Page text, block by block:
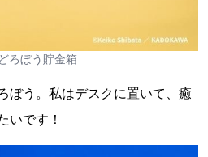
ろぼう貯金箱
ぼう。私はデスクに置いて、癒
いです！